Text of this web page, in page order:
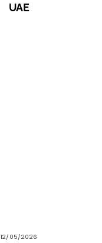
UAE
12/05/2026